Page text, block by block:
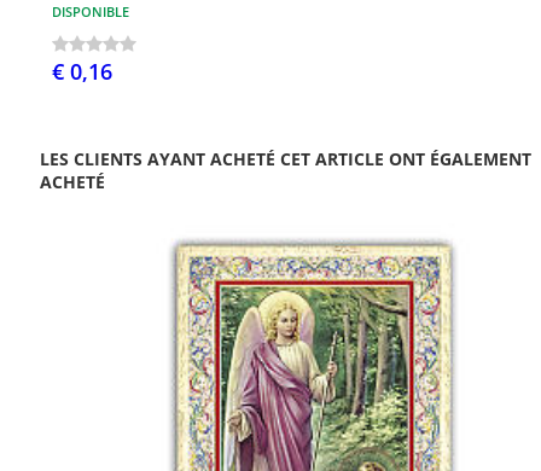
DISPONIBLE
€ 0,16
LES CLIENTS AYANT ACHETÉ CET ARTICLE ONT ÉGALEMENT
ACHETÉ